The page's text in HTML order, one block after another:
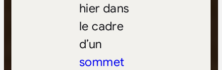
hier dans
le cadre
d’un
sommet